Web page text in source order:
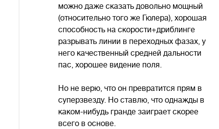
можно даже сказать довольно мощный
(относительно того же Гюлера), хорошая
способность на скорости+дриблинге
разрывать линии в переходных фазах, у
него качественный средней дальности
пас, хорошее видение поля.
Но не верю, что он превратится прям в
суперзвезду. Но ставлю, что однажды в
каком-нибудь гранде заиграет скорее
всего в основе.